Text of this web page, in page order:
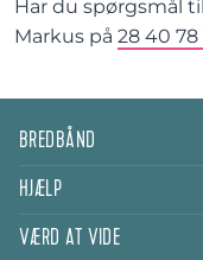
Har du spørgsmål
Markus på 28 40 78
BREDBÅND
Bredbånd via fiber
Bredbånd via
HJÆLP
Driftstatus
VÆRD AT VIDE